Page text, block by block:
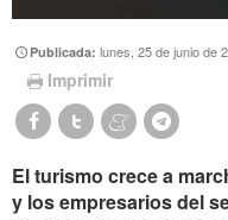
Publicada:lunes, 25 de junio de
Imprimir
El turismo crece a
y los empresarios del